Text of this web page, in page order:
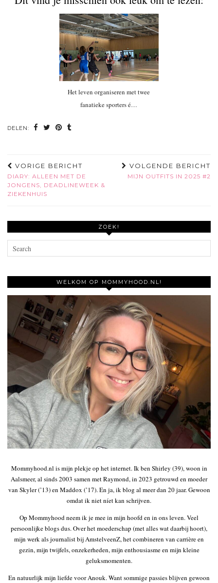
Het leven organiseren met twee
fanatieke sporters é…
DELEN:
VORIGE BERICHT
DIARY: ALLEEN MET DE
JONGENS, DEADLINEWEEK &
ZIEKENHUIS
VOLGENDE BERICHT
MIJN OUTFITS IN 2025 #2
ZOEK!
WELKOM OP MOMMYHOOD.NL!
Mommyhood.nl is mijn plekje op het internet. Ik ben Shirley (39), woon in
Aalsmeer, al sinds 2003 samen met Raymond, in 2023 getrouwd en moeder
van Skyler (’13) en Maddox (’17). En ja, ik blog al meer dan 20 jaar. Gewoon
omdat ik niet níet kan schrijven.
Op Mommyhood neem ik je mee in mijn hoofd en in ons leven. Veel
persoonlijke blogs dus. Over het moederschap (met alles wat daarbij hoort),
mijn werk als journalist bij AmstelveenZ, het combineren van carrière en
gezin, mijn twijfels, onzekerheden, mijn enthousiasme en mijn kleine
geluksmomenten.
En natuurlijk mijn liefde voor Anouk. Want sommige passies blijven gewoon